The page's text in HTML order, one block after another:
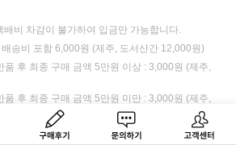
상품후기 문의하기 고객센터
배비 차감이 불가하여 입금만 가능합니다.
송비 포함 6,000원 (제주, 도서산간 12,000원)
품 후 최종 구매 금액 5만원 이상 : 3,000원 (제주,
품 후 최종 구매 금액 5만원 미만 : 3,000원 (제주,
기 배송비 결제한 경우 : 3,000원 (제주, 도서산간